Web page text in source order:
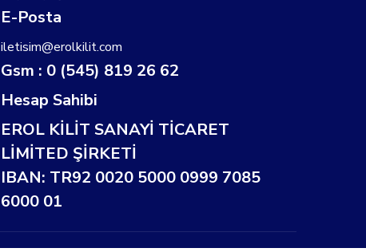
E-Posta
iletisim@erolkilit.com
Gsm : 0 (545) 819 26 62
Hesap Sahibi
EROL KİLİT SANAYİ TİCARET
LİMİTED ŞİRKETİ
IBAN: TR92 0020 5000 0999 7085
6000 01